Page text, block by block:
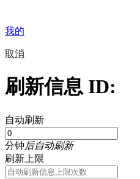
我的
取消
刷新信息 ID:
自动刷新
分钟后自动刷新
刷新上限